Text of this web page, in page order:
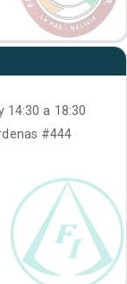
14:30 a 18:30
#444